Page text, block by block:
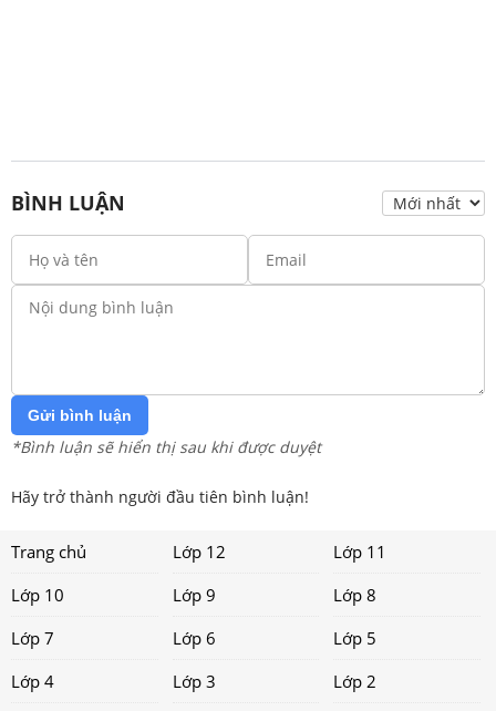
BÌNH LUẬN
Gửi bình luận
*Bình luận sẽ hiển thị sau khi được duyệt
Hãy trở thành người đầu tiên bình luận!
Trang chủ Lớp 12
Lớp 11
Lớp 10
Lớp 9
Lớp 8
Lớp 7
Lớp 6
Lớp 5
Lớp 4
Lớp 3 Lớp 2